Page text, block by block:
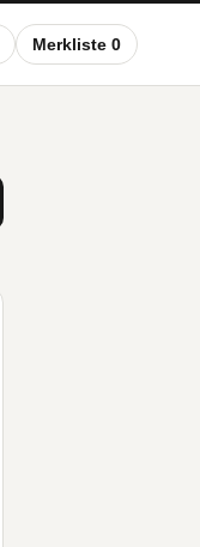
Merkliste 0